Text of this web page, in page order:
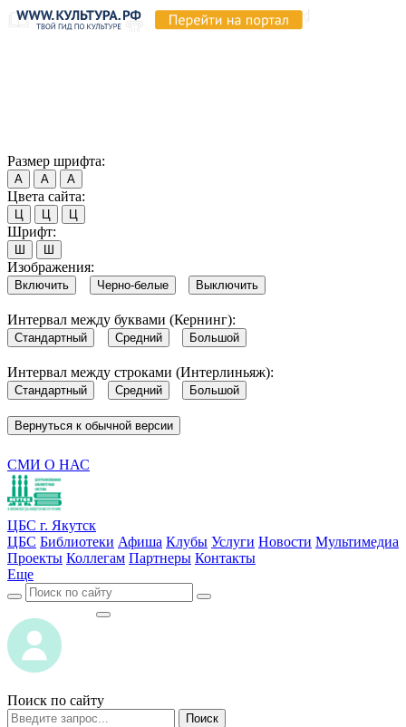
Размер шрифта:
А А А
Цвета сайта:
Ц Ц Ц
Шрифт:
Ш Ш
Изображения:
Включить Черно-белые Выключить
Интервал между буквами (Кернинг):
Стандартный Средний Большой
Интервал между строками (Интерлиньяж):
Стандартный Средний Большой
Вернуться к обычной версии
СМИ О НАС
ЦБС г. Якутск
ЦБС Библиотеки Афиша Клубы Услуги Новости Мультимедиа
Проекты Коллегам Партнеры Контакты
Еще
Поиск по сайту
Поиск